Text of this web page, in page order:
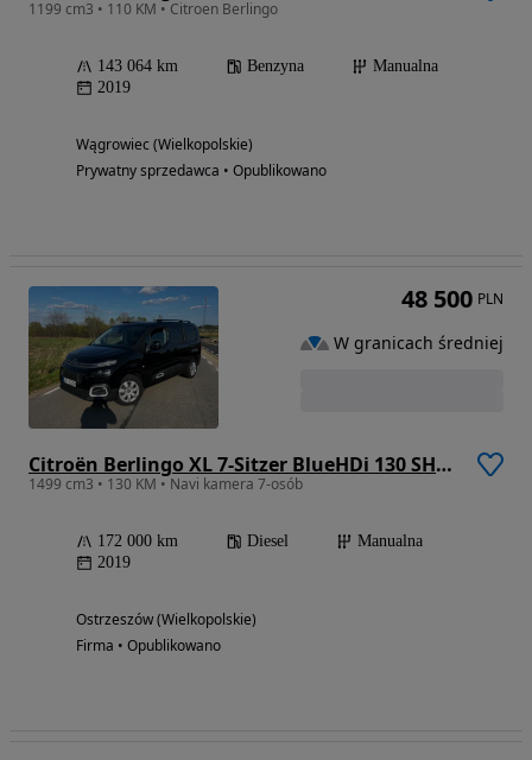
1199 cm3 • 110 KM • Citroen Berlingo
143 064 km Benzyna
Manualna
2019
Wągrowiec (Wielkopolskie)
Prywatny sprzedawca • Opublikowano
Citroën Berlingo XL 7-Sitzer BlueHDi 130 SHINE
1499 cm3 • 130 KM • Navi kamera 7-osób
172 000 km Diesel
Manualna
2019
Ostrzeszów (Wielkopolskie)
Firma • Opublikowano
48 500 PLN
W granicach średniej